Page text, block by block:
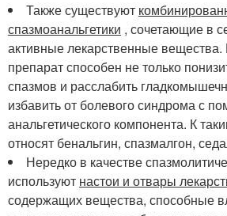
Также существуют
спазмоанальгетики , сочетающие в
активные лекарственные вещества.
препарат способен не только
спазмов и расслабить
избавить от болевого синдрома с
анальгетического компонента. К
относят бенальгин, спазмалгон,
Нередко в качестве
используют настои и отвары
содержащих вещества, способные